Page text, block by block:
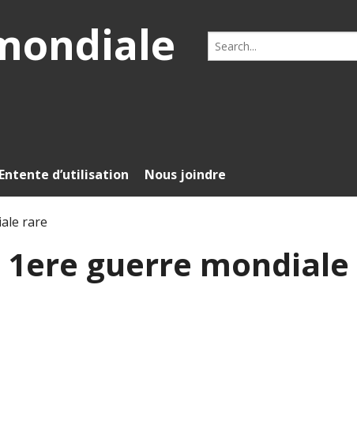
Search
for:
Entente d’utilisation Nous joindre
rare
guerre mondiale